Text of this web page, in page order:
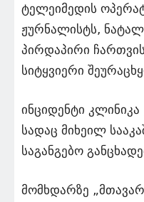
ტელეიმედის
ჟურნალისტს,
პირდაპირი
სიტყვიერი
ინციდენტი
სადაც მიხეილ
საგანგებო
მომხდარზე